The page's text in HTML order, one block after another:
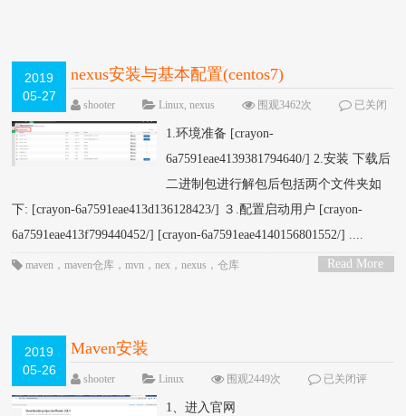
2019
05-27
nexus安装与基本配置(centos7)
shooter Linux,nexus 围观3462次
已关闭
评论
1.环境准备 [crayon-
6a7591eae4139381794640/] 2.安装 下载后
二进制包进行解包后包括两个文件夹如
下: [crayon-6a7591eae413d136128423/] ３.配置启动用户 [crayon-
6a7591eae413f799440452/] [crayon-6a7591eae4140156801552/] ....
Read More
maven ，maven仓库 ，mvn ，nex ，nexus ，仓库
2019
05-26
Maven安装
shooter Linux 围观2449次
已关闭评
论
1、进入官网